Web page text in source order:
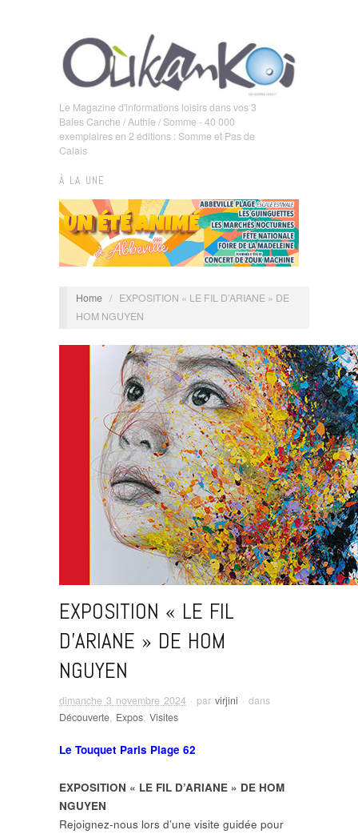
Le Magazine d'informations loisirs dans vos 3
Baies Canche / Authie / Somme - 40 000
exemplaires en 2 éditions : Somme et Pas de
Calais
À LA UNE
Home / EXPOSITION « LE FIL D’ARIANE » DE
HOM NGUYEN
EXPOSITION « LE FIL
D’ARIANE » DE HOM
NGUYEN
dimanche 3 novembre 2024 · par virjini · dans
Découverte, Expos, Visites
Le Touquet Paris Plage 62
EXPOSITION « LE FIL D’ARIANE » DE HOM
NGUYEN
Rejoignez-nous lors d’une visite guidée pour